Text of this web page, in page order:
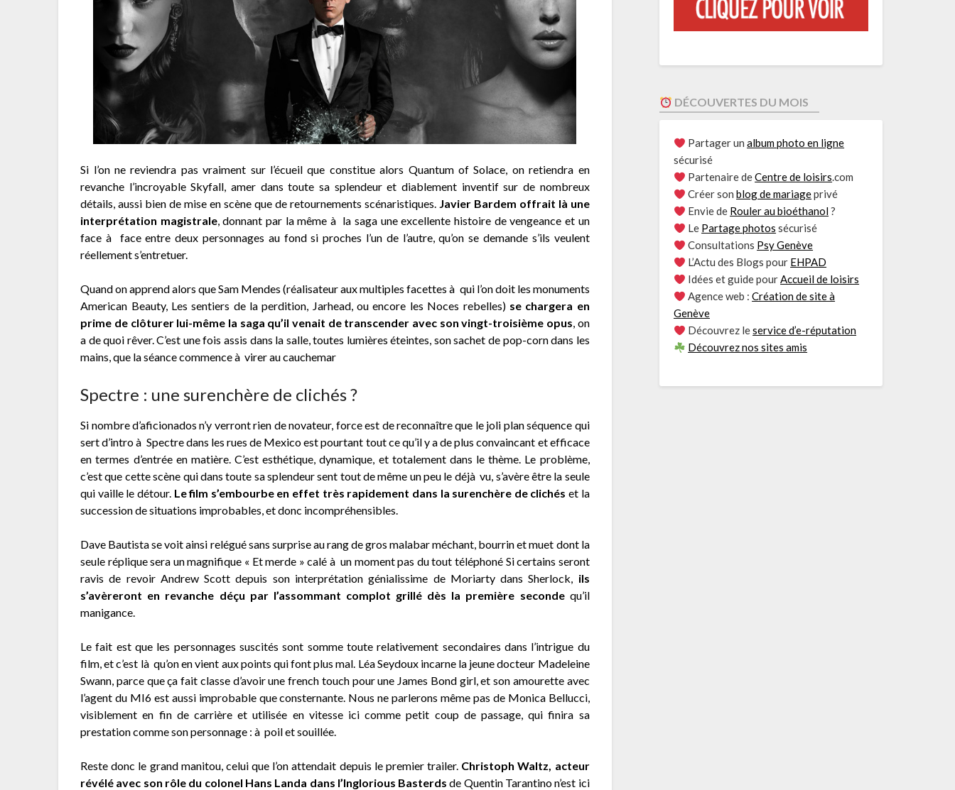
Si l’on ne reviendra pas vraiment sur l’écueil que constitue alors Quantum of Solace, on retiendra en
revanche l’incroyable Skyfall, amer dans toute sa splendeur et diablement inventif sur de nombreux
détails, aussi bien de mise en scène que de retournements scénaristiques. Javier Bardem offrait là une
interprétation magistrale, donnant par la même à la saga une excellente histoire de vengeance et un
face à face entre deux personnages au fond si proches l’un de l’autre, qu’on se demande s’ils veulent
réellement s’entretuer.
Quand on apprend alors que Sam Mendes (réalisateur aux multiples facettes à qui l’on doit les monuments
American Beauty, Les sentiers de la perdition, Jarhead, ou encore les Noces rebelles)se chargera en
prime de clôturer lui-même la saga qu’il venait de transcender avec son vingt-troisième opus , on
a de quoi rêver. C’est une fois assis dans la salle, toutes lumières éteintes, son sachet de pop-corn dans les
mains, que la séance commence à virer au cauchemar
Spectre : une surenchère de clichés ?
Si nombre d’aficionados n’y verront rien de novateur, force est de reconnaître que le joli plan séquence qui
sert d’intro à Spectre dans les rues de Mexico est pourtant tout ce qu’il y a de plus convaincant et efficace
en termes d’entrée en matière. C’est esthétique, dynamique, et totalement dans le thème. Le problème,
c’est que cette scène qui dans toute sa splendeur sent tout de même un peu le déjà vu, s’avère être la seule
qui vaille le détour. Le film s’embourbe en effet très rapidement dans la surenchère de clichés et la
succession de situations improbables, et donc incompréhensibles.
Dave Bautista se voit ainsi relégué sans surprise au rang de gros malabar méchant, bourrin et muet dont la
seule réplique sera un magnifique « Et merde » calé à un moment pas du tout téléphoné Si certains seront
ravis de revoir Andrew Scott depuis son interprétation génialissime de Moriarty dans Sherlock, ils
s’avèreront en revanche déçu par l’assommant complot grillé dès la première secondequ’il
manigance.
Le fait est que les personnages suscités sont somme toute relativement secondaires dans l’intrigue du
film, et c’est là qu’on en vient aux points qui font plus mal. Léa Seydoux incarne la jeune docteur Madeleine
Swann, parce que ça fait classe d’avoir une french touch pour une James Bond girl, et son amourette avec
l’agent du MI6 est aussi improbable que consternante. Nous ne parlerons même pas de Monica Bellucci,
visiblement en fin de carrière et utilisée en vitesse ici comme petit coup de passage, qui finira sa
prestation comme son personnage : à poil et souillée.
Reste donc le grand manitou, celui que l’on attendait depuis le premier trailer. Christoph Waltz, acteur
révélé avec son rôle du colonel Hans Landa dans l’Inglorious Basterds de Quentin Tarantino n’est ici
DÉCOUVERTES DU MOIS
Partager unalbum photo en ligne
sécurisé
Partenaire deCentre de loisirs.com
Créer sonblog de mariageprivé
Envie de Rouler au bioéthanol?
Le Partage photos sécurisé
Consultations Psy Genève
L’Actu des Blogs pour EHPAD
Idées et guide pourAccueil de loisirs
Agence web :Création de site à
Genève
Découvrez leservice d’e-réputation
Découvrez nos sites amis